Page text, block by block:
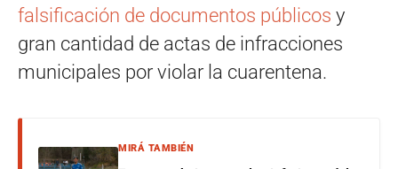
falsificación de documentos públicos y
gran cantidad de actas de infracciones
municipales por violar la cuarentena.
MIRÁ TAMBIÉN